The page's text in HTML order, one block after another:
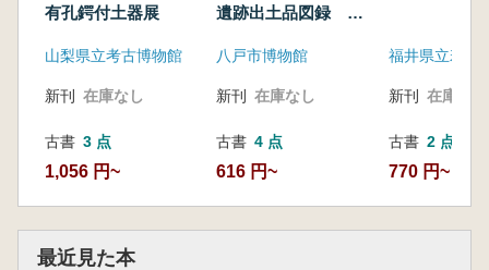
有孔鍔付土器展
山梨県立考古博物館
新刊 在庫なし
古書 3 点
1,056 円~
遺跡出土品図録 第2
八戸市博物館
新刊 在庫なし
古書 4 点
616 円~
新刊 在庫なし
古書 2 点
770 円~
最近見た本